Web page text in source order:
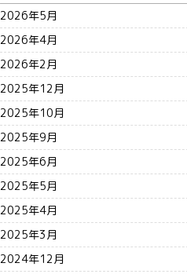
2026年5月
2026年4月
2026年2月
2025年12月
2025年10月
2025年9月
2025年6月
2025年5月
2025年4月
2025年3月
2024年12月